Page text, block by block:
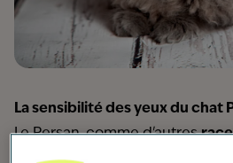
La sensibilité des yeux du chat
Le Persan, comme d'autres
telles que le British Shorthair